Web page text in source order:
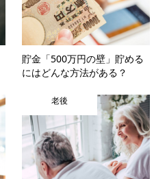
貯金「500万円の壁」貯める
にはどんな方法がある？
老後